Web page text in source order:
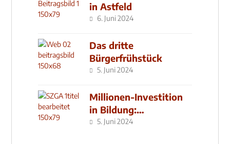
in Astfeld
6. Juni 2024
Das dritte
Bürgerfrühstück
5. Juni 2024
Millionen-Investition
in Bildung:
Schulzentrum-Neubau
5. Juni 2024